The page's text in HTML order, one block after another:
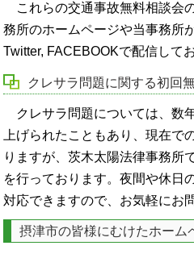
これらの交通事故無料相談会
務所のホームページや当事務所
Twitter, FACEBOOKで配信して
クレサラ問題に関する初回
クレサラ問題については、数
上げられたこともあり、現在で
りますが、茨木太陽法律事務所
を行っております。夜間や休日
対応できますので、お気軽にお
摂津市の皆様にむけたホーム